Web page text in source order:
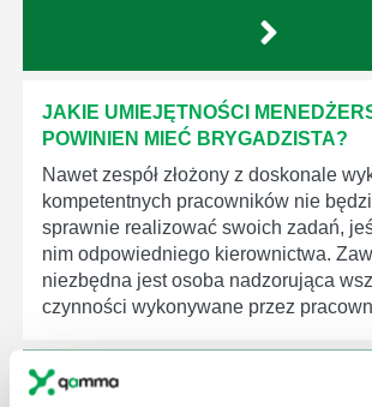
JAKIE UMIEJĘTNOŚCI
POWINIEN MIEĆ BRYGADZISTA?
Nawet zespół złożony z doskonale
kompetentnych pracowników nie
sprawnie realizować swoich zadań,
nim odpowiedniego kierownictwa.
niezbędna jest osoba nadzorująca
czynności wykonywane przez